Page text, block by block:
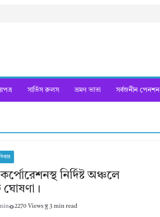
সার্ভিস রুলস ভ্রমণ ভাতা সর্বজনীন পেনশন
নির্দিষ্ট অঞ্চলে
ঘোষণা।
2270 Views 3 min read